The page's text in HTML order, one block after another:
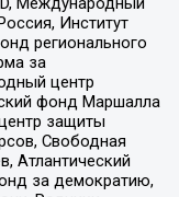
Институт
регионального
за
центр
фонд Маршалла
защиты
Свободная
Атлантический
за демократию,